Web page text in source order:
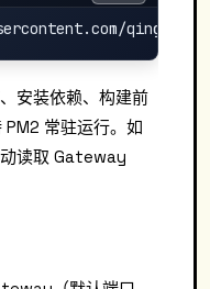
安装依赖、构建前
常驻运行。如
读取 Gateway